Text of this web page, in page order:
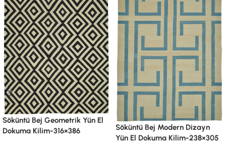
Söküntü Bej Modern Dizayn
Söküntü Bej Modern Dizayn
Yün El Dokuma Kilim-258×337